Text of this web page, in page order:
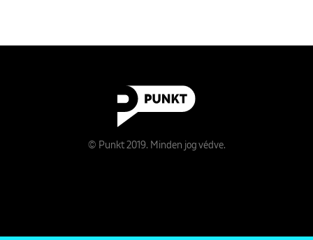
© Punkt 2019. Minden jog védve.